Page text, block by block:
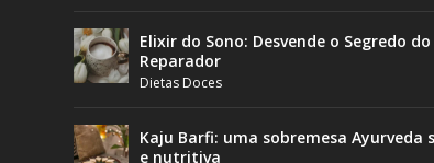
Elixir do Sono: Desvende o Segredo do
Reparador
Dietas Doces
Kaju Barfi: uma sobremesa Ayurveda
e nutritiva